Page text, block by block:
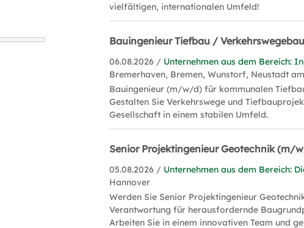
vielfältigen, internationalen Umfeld!
Bauingenieur Tiefbau /
06.08.2026 / Unternehmen aus dem Bereich:
Bremerhaven, Bremen, Wunstorf, Neustadt
Bauingenieur (m/w/d) für kommunalen
Gestalten Sie Verkehrswege und
Gesellschaft in einem stabilen Umfeld.
Senior Projektingenieur Geotechnik (m/
05.08.2026 / Unternehmen aus dem Bereich:
Hannover
Werden Sie Senior Projektingenieur
Verantwortung für herausfordernde
Arbeiten Sie in einem innovativen Team und